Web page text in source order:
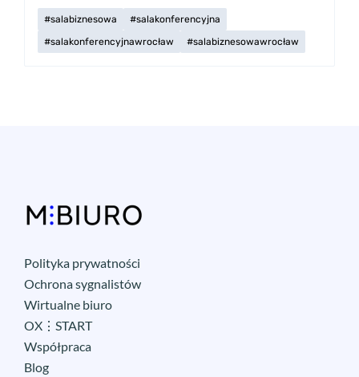
#salabiznesowa
#salakonferencyjna
#salakonferencyjnawrocław
#salabiznesowawrocław
Polityka prywatności
Ochrona sygnalistów
Wirtualne biuro
OX⋮START
Współpraca
Blog